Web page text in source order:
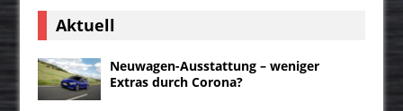
Aktuell
Neuwagen-Ausstattung – weniger
Extras durch Corona?